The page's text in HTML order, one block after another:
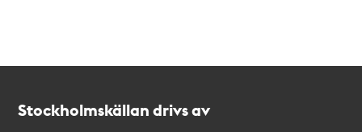
Stockholmskällan drivs av